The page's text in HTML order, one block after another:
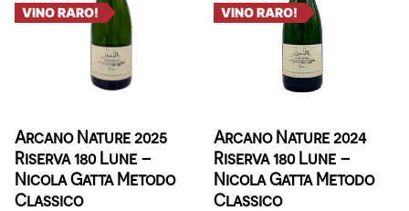
VINO RARO!
Arcano Nature 2025
Riserva 180 Lune –
Nicola Gatta Metodo
Classico
VINO RARO!
Arcano Nature 2024
Riserva 180 Lune –
Nicola Gatta Metodo
Classico